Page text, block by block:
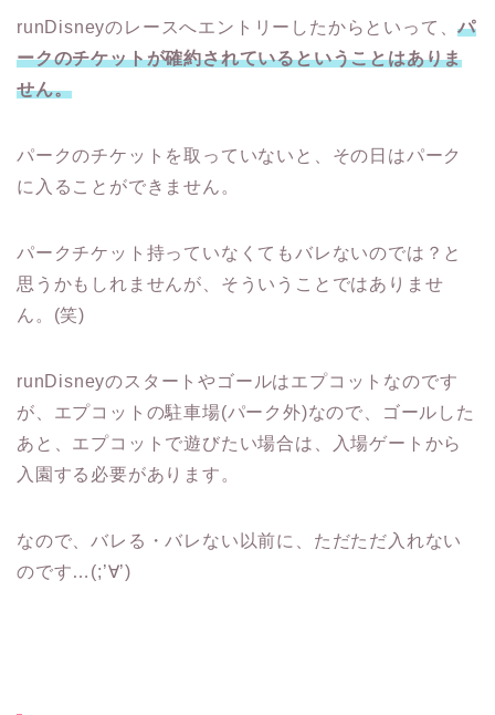
runDisneyのレースへエントリーしたからといって、パ
ークのチケットが確約されているということはありま
せん。
パークのチケットを取っていないと、その日はパーク
に入ることができません。
パークチケット持っていなくてもバレないのでは？と
思うかもしれませんが、そういうことではありませ
ん。(笑)
runDisneyのスタートやゴールはエプコットなのです
が、エプコットの駐車場(パーク外)なので、ゴールした
あと、エプコットで遊びたい場合は、入場ゲートから
入園する必要があります。
なので、バレる・バレない以前に、ただただ入れない
のです…(;’∀’)